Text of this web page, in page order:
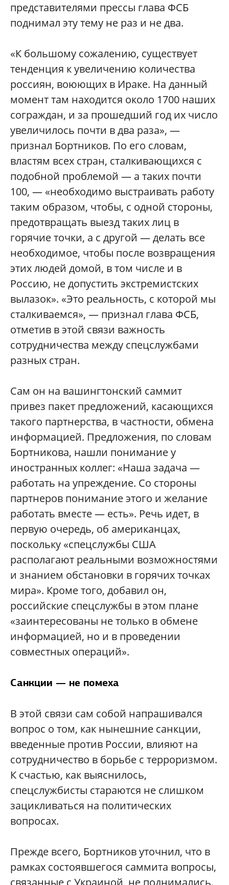
представителями прессы глава ФСБ
поднимал эту тему не раз и не два.
«К большому сожалению, существует
тенденция к увеличению количества
россиян, воюющих в Ираке. На данный
момент там находится около 1700 наших
сограждан, и за прошедший год их число
увеличилось почти в два раза», —
признал Бортников. По его словам,
властям всех стран, сталкивающихся с
подобной проблемой — а таких почти
100, — «необходимо выстраивать работу
таким образом, чтобы, с одной стороны,
предотвращать выезд таких лиц в
горячие точки, а с другой — делать все
необходимое, чтобы после возвращения
этих людей домой, в том числе и в
Россию, не допустить экстремистских
вылазок». «Это реальность, с которой мы
сталкиваемся», — признал глава ФСБ,
отметив в этой связи важность
сотрудничества между спецслужбами
разных стран.
Сам он на вашингтонский саммит
привез пакет предложений, касающихся
такого партнерства, в частности, обмена
информацией. Предложения, по словам
Бортникова, нашли понимание у
иностранных коллег: «Наша задача —
работать на упреждение. Со стороны
партнеров понимание этого и желание
работать вместе — есть». Речь идет, в
первую очередь, об американцах,
поскольку «спецслужбы США
располагают реальными возможностями
и знанием обстановки в горячих точках
мира». Кроме того, добавил он,
российские спецслужбы в этом плане
«заинтересованы не только в обмене
информацией, но и в проведении
совместных операций».
Санкции — не помеха
В этой связи сам собой напрашивался
вопрос о том, как нынешние санкции,
введенные против России, влияют на
сотрудничество в борьбе с терроризмом.
К счастью, как выяснилось,
спецслужбисты стараются не слишком
зацикливаться на политических
вопросах.
Прежде всего, Бортников уточнил, что в
рамках состоявшегося саммита вопросы,